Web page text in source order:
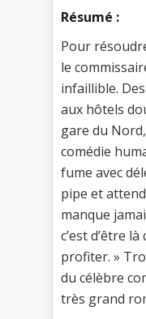
Résumé :
Pour
le
infaillible.
aux hôtels
gare du
comédie
fume avec
pipe et
manque
c’est d’être
profiter. »
du célèbre
très grand